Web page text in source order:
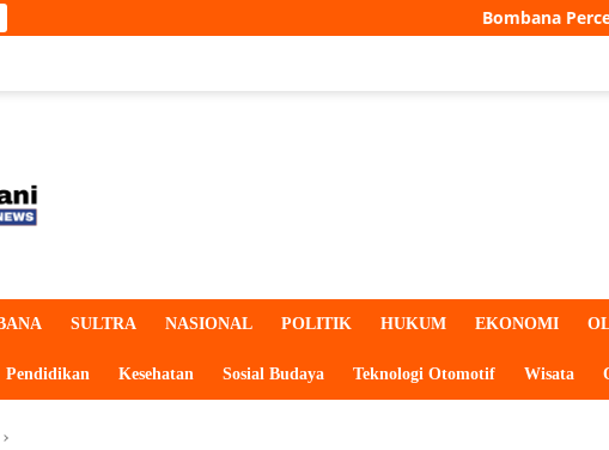
Bombana Percepat Desa Digital,
SULTRA NASIONAL POLITIK HUKUM EKONOMI
Pendidikan Kesehatan Sosial Budaya Teknologi Otomotif Wisata